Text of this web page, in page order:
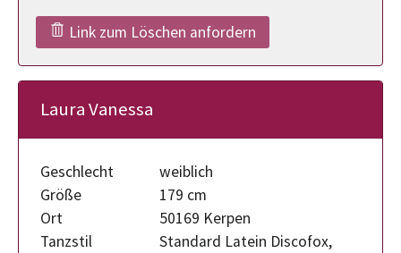
Link zum Löschen anfordern
Laura Vanessa
Geschlecht
weiblich
Größe
179 cm
Ort
50169 Kerpen
Tanzstil
Standard Latein Discofox,